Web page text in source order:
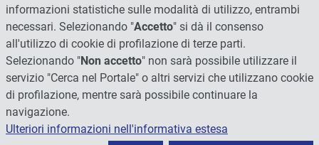
informazioni statistiche sulle modalità di utilizzo, entrambi
necessari. Selezionando "Accetto" si dà il consenso
all'utilizzo di cookie di profilazione di terze parti.
Selezionando "Non accetto" non sarà possibile utilizzare il
servizio "Cerca nel Portale" o altri servizi che utilizzano cookie
di profilazione, mentre sarà possibile continuare la
navigazione.
Ulteriori informazioni nell'informativa estesa